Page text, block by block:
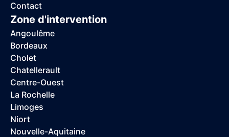
Contact
Zone d'intervention
Angoulême
Bordeaux
Cholet
Chatellerault
Centre-Ouest
La Rochelle
Limoges
Niort
Nouvelle-Aquitaine